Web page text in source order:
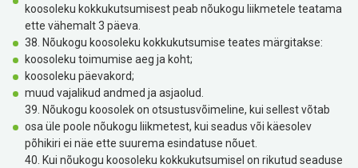
koosoleku kokkukutsumisest peab nõukogu liikmetele teatama
ette vähemalt 3 päeva.
38. Nõukogu koosoleku kokkukutsumise teates märgitakse:
koosoleku toimumise aeg ja koht;
koosoleku päevakord;
muud vajalikud andmed ja asjaolud.
39. Nõukogu koosolek on otsustusvõimeline, kui sellest võtab
osa üle poole nõukogu liikmetest, kui seadus või käesolev
põhikiri ei näe ette suurema esindatuse nõuet.
40. Kui nõukogu koosoleku kokkukutsumisel on rikutud seaduse